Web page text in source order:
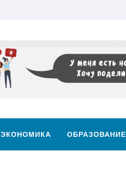
ЭКОНОМИКА ОБРАЗОВАНИЕ